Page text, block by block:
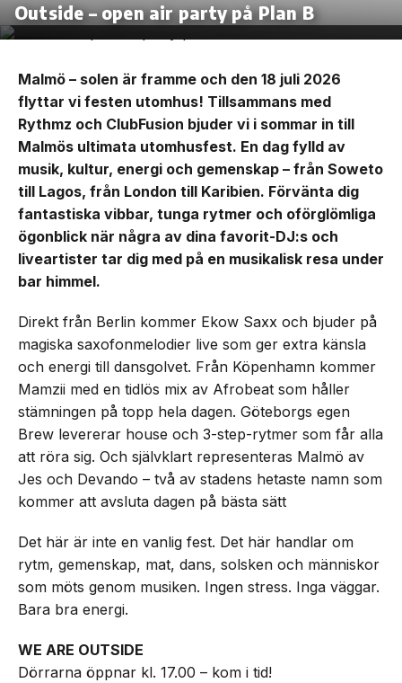
Outside – open air party på Plan B
Malmö – solen är framme och den 18 juli 2026
flyttar vi festen utomhus! Tillsammans med
Rythmz och ClubFusion bjuder vi i sommar in till
Malmös ultimata utomhusfest. En dag fylld av
musik, kultur, energi och gemenskap – från Soweto
till Lagos, från London till Karibien. Förvänta dig
fantastiska vibbar, tunga rytmer och oförglömliga
ögonblick när några av dina favorit-DJ:s och
liveartister tar dig med på en musikalisk resa under
bar himmel.
Direkt från Berlin kommer Ekow Saxx och bjuder på
magiska saxofonmelodier live som ger extra känsla
och energi till dansgolvet. Från Köpenhamn kommer
Mamzii med en tidlös mix av Afrobeat som håller
stämningen på topp hela dagen. Göteborgs egen
Brew levererar house och 3-step-rytmer som får alla
att röra sig. Och självklart representeras Malmö av
Jes och Devando – två av stadens hetaste namn som
kommer att avsluta dagen på bästa sätt
Det här är inte en vanlig fest. Det här handlar om
rytm, gemenskap, mat, dans, solsken och människor
som möts genom musiken. Ingen stress. Inga väggar.
Bara bra energi.
WE ARE OUTSIDE
Dörrarna öppnar kl. 17.00 – kom i tid!